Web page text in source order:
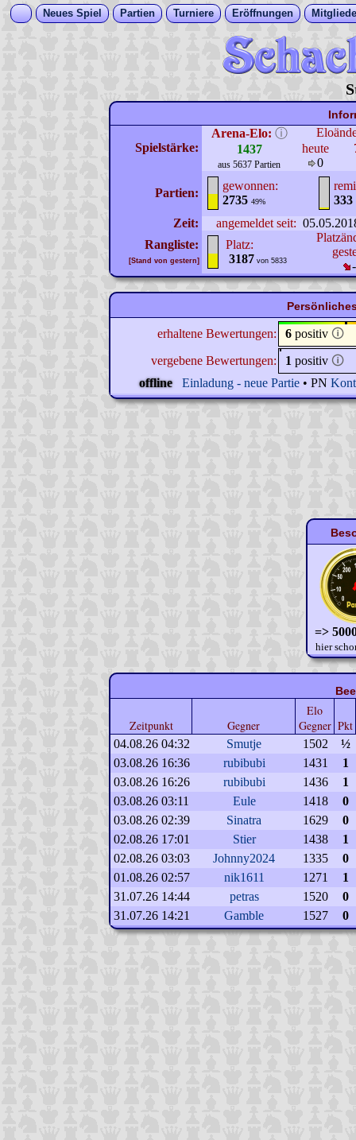
Neues Spiel Partien Turniere Eröffnungen
Spielstärke:
Arena-Elo: ⓘ
1437
aus 5637 Partien
heute
0
Partien:
gewonnen:
2735 49%
333
Zeit:
angemeldet seit:
Rangliste:
[Stand von gestern]
Platz:
3187 von 5833
erhaltene Bewertungen: 6 positiv 🛈
vergebene Bewertungen:
1 positiv 🛈
offline
Einladung - neue Partie • PN
=>
hier
Zeitpunkt Gegner
Elo
Gegner Pkt
04.08.26 04:32 Smutje 1502
½
03.08.26 16:36
rubibubi 1431
1
03.08.26 16:26
rubibubi 1436
1
03.08.26 03:11
Eule 1418
0
03.08.26 02:39
Sinatra 1629
0
02.08.26 17:01
Stier 1438
1
02.08.26 03:03
Johnny2024 1335
0
01.08.26 02:57
nik1611 1271
1
31.07.26 14:44
petras 1520
0
31.07.26 14:21
Gamble 1527 0